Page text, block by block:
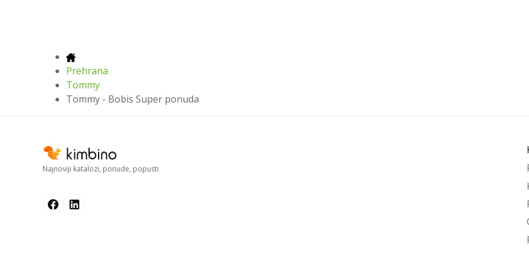
Prehrana
Tommy
Tommy - Bobis Super ponuda
Najnoviji katalozi, ponude, popusti